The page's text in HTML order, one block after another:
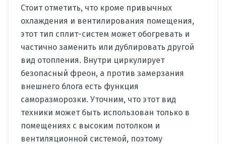
Стоит отметить, что кроме привычных
охлаждения и вентилирования помещения,
этот тип сплит-систем может обогревать и
частично заменить или дублировать другой
вид отопления. Внутри циркулирует
безопасный фреон, а против замерзания
внешнего блога есть функция
саморазморозки. Уточним, что этот вид
техники может быть использован только в
помещениях с высоким потолком и
вентиляционной системой, поэтому